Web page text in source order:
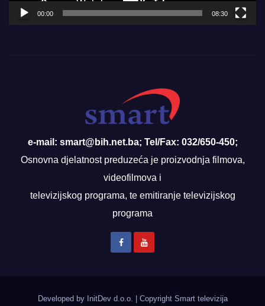
00:00 08:30
e-mail: smart@bih.net.ba; Tel/Fax: 032/650-450;
Osnovna djelatnost preduzeća je proizvodnja filmova,
videofilmova i
televizijskog programa, te emitiranje televizijskog
programa
Developed by InitDev d.o.o. Copyright Smart televizija